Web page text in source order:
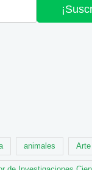
animales Arte